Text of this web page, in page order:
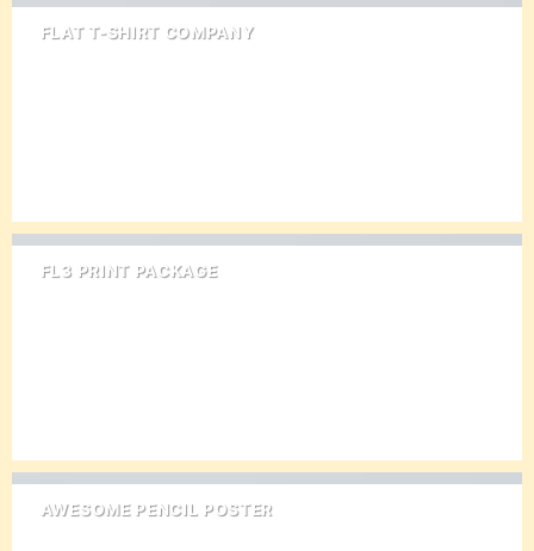
FLAT T-SHIRT COMPANY
FL3 PRINT PACKAGE
AWESOME PENCIL POSTER